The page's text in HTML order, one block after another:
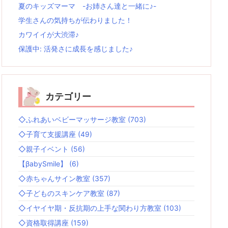
夏のキッズマーマ -お姉さん達と一緒に♪-
学生さんの気持ちが伝わりました！
カワイイが大渋滞♪
保護中: 活発さに成長を感じました♪
カテゴリー
◇ふれあいベビーマッサージ教室 (703)
◇子育て支援講座 (49)
◇親子イベント (56)
【βabySmile】 (6)
◇赤ちゃんサイン教室 (357)
◇子どものスキンケア教室 (87)
◇イヤイヤ期・反抗期の上手な関わり方教室 (103)
◇資格取得講座 (159)